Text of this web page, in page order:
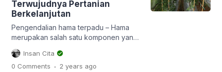
Terwujudnya Pertanian
Berkelanjutan
Pengendalian hama terpadu – Hama
merupakan salah satu komponen yang
berpengaruh nyata terhadap
produktivitas tanaman, diantaranya
penurunan hasil dan bahkan gagal
Insan Cita
0 Comments . 2 years ago